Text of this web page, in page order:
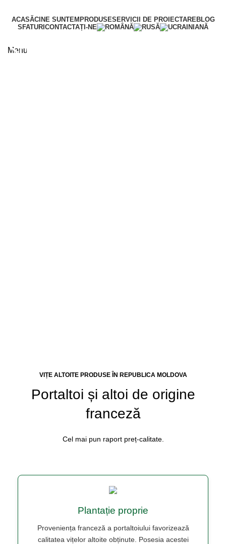
ACASĂCINE SUNTEM PRODUSESERVICII DE PROIECTAREBLOG
SFATURI CONTACTAȚI-NE
Menu
Soiuri pentru vin
VIȚE ALTOITE PRODUSE ÎN REPUBLICA MOLDOVA
Portaltoi și altoi de origine
franceză
Cel mai pun raport preț-calitate.
Plantație proprie
Proveniența franceză a portaltoiului favorizează
calitatea vițelor altoite obținute. Posesia acestei